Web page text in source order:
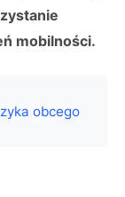
mobilności.
obcego